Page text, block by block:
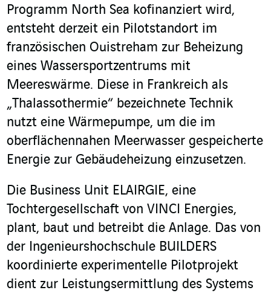
Programm North Sea kofinanziert wird,
entsteht derzeit ein Pilotstandort im
französischen Ouistreham zur Beheizung
eines Wassersportzentrums mit
Meereswärme. Diese in Frankreich als
„Thalassothermie“ bezeichnete Technik
nutzt eine Wärmepumpe, um die im
oberflächennahen Meerwasser gespeicherte
Energie zur Gebäudeheizung einzusetzen.
Die Business Unit ELAIRGIE, eine
Tochtergesellschaft von VINCI Energies,
plant, baut und betreibt die Anlage. Das von
der Ingenieurshochschule BUILDERS
koordinierte experimentelle Pilotprojekt
dient zur Leistungsermittlung des Systems